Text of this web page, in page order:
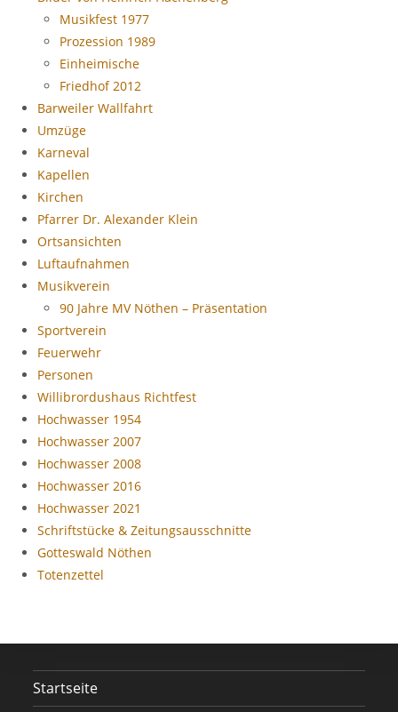
Musikfest 1977
Prozession 1989
Einheimische
Friedhof 2012
Barweiler Wallfahrt
Umzüge
Karneval
Kapellen
Kirchen
Pfarrer Dr. Alexander Klein
Ortsansichten
Luftaufnahmen
Musikverein
90 Jahre MV Nöthen – Präsentation
Sportverein
Feuerwehr
Personen
Willibrordushaus Richtfest
Hochwasser 1954
Hochwasser 2007
Hochwasser 2008
Hochwasser 2016
Hochwasser 2021
Schriftstücke & Zeitungsausschnitte
Gotteswald Nöthen
Totenzettel
Startseite